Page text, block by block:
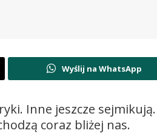
Wyślij na WhatsApp
Inne jeszcze sejmikują.
coraz bliżej nas.